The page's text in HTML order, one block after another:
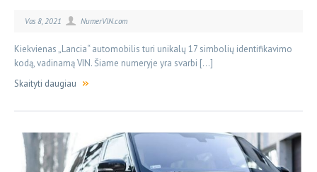
Vas 8, 2021 NumerVIN.com
Kiekvienas „Lancia“ automobilis turi unikalų 17 simbolių identifikavimo
kodą, vadinamą VIN. Šiame numeryje yra svarbi […]
Skaityti daugiau